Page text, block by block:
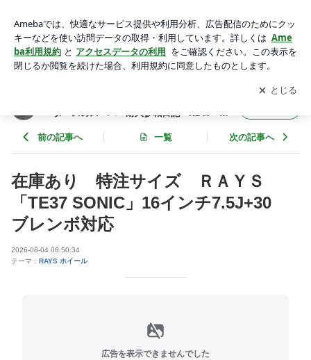
5J+30 ブレンボ対応 | 四国、愛媛にあるロードスター専門店
村上モータースのスーパー耐久参戦日記 NDロードスター
愛媛 四国
アプリをダウンロードして ブログの更新通知
を受け取りまし
ょう。
開く
ータースのスーパー耐久参戦日記 NDロード
前の記事へ 一覧 次の記事へ
在庫あり 特注サイズ ＲＡＹＳ
「TE37 SONIC」16インチ7.5J+30
ブレンボ対応
2026-08-04 06:50:34
テーマ： RAYS ホイール
広告を表示できませんでした